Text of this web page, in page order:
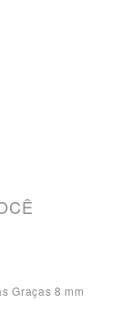
Graças 8 mm